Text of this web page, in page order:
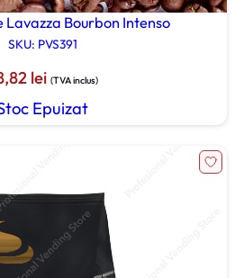
Bourbon Intenso
SKU: PVS391
lei (TVA inclus)
Epuizat